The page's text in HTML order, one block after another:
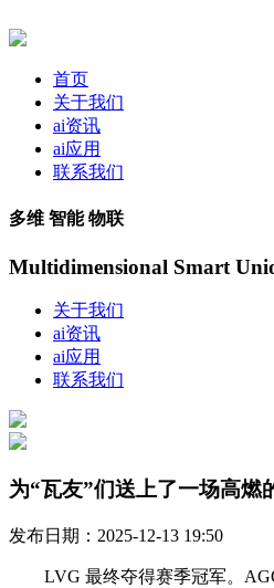
首页
关于我们
ai资讯
ai应用
联系我们
多维 智能 物联
Multidimensional Smart
关于我们
ai资讯
ai应用
联系我们
为“瓦友”们送上了一场高燃
发布日期：2025-12-13 19:50
LVG 最终夺得赛季冠军。